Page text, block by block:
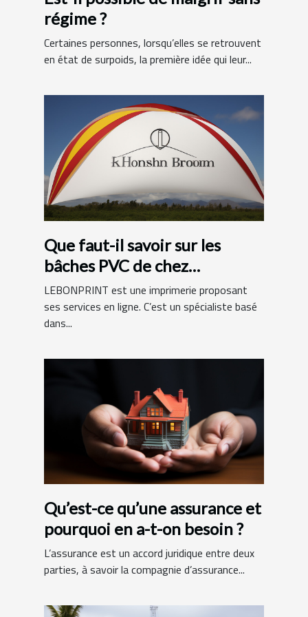
régime ?
Certaines personnes, lorsqu’elles se retrouvent
en état de surpoids, la première idée qui leur...
Que faut-il savoir sur les
bâches PVC de chez
LEBONPRINT ?
LEBONPRINT est une imprimerie proposant
ses services en ligne. C’est un spécialiste basé
dans...
Qu’est-ce qu’une assurance et
pourquoi en a-t-on besoin ?
L’assurance est un accord juridique entre deux
parties, à savoir la compagnie d’assurance...